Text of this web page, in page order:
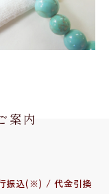
案内
振込(※) / 代金引換